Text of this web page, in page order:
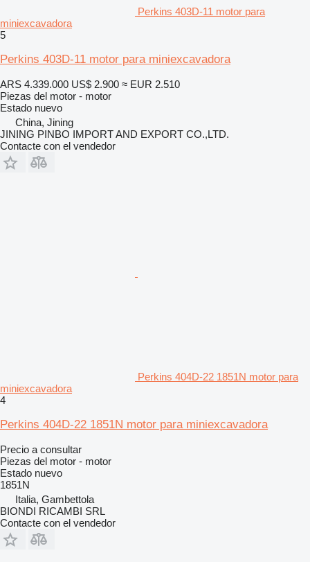
Perkins 403D-11 motor para
miniexcavadora
5
Perkins 403D-11 motor para miniexcavadora
ARS 4.339.000 US$ 2.900 ≈ EUR 2.510
Piezas del motor - motor
Estado nuevo
China, Jining
JINING PINBO IMPORT AND EXPORT CO.,LTD.
Contacte con el vendedor
Perkins 404D-22 1851N motor para
miniexcavadora
4
Perkins 404D-22 1851N motor para miniexcavadora
Precio a consultar
Piezas del motor - motor
Estado nuevo
1851N
Italia, Gambettola
BIONDI RICAMBI SRL
Contacte con el vendedor